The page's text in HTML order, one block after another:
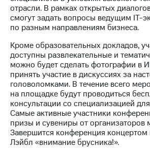
Регистратор
Реквизиты
Контакты
развитие
деловая этика
На главную
отрасли. В рамках открытых
смогут задать вопросы ведущим IT-
по разным направлениям бизнеса.
Кроме образовательных докладов,
доступны развлекательные и
можно будет сделать фотографии в
принять участие в дискуссиях за
головоломками. В течение всего
на площадке будут проводиться
консультации со специализацией
Самые активные участники
призы и сувениры от организаторов
Завершится конференция
Лэйбл «внимание брусника!».